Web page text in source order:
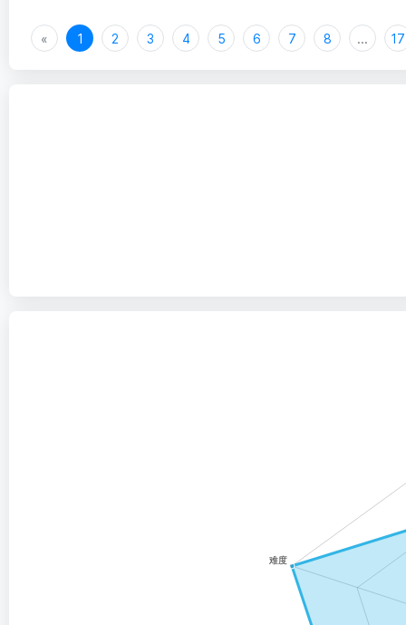
« 1 2 3 4 5 6 7 8 ... 17